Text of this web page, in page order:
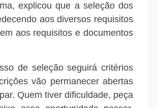
explicou que a seleção dos
aos diversos requisitos
aos requisitos e documentos
de seleção seguirá critérios
vão permanecer abertas
Quem tiver dificuldade, peça